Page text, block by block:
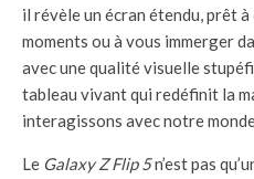
il révèle un écran étendu, prêt
moments ou à vous immerger
avec une qualité visuelle
tableau vivant qui redéfinit la
interagissons avec notre
Le Galaxy Z Flip 5n’est pas